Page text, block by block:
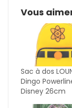
Vous
Sac à dos
Dingo
Disney 26cm